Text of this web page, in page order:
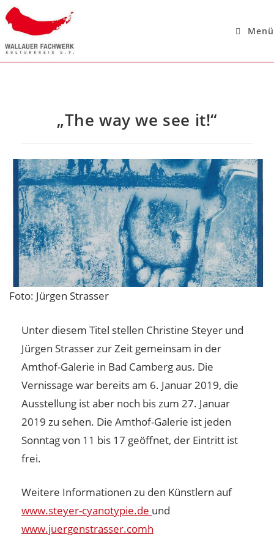
Menü
„The way we see it!“
Foto: Jürgen Strasser
Unter diesem Titel stellen Christine Steyer und
Jürgen Strasser zur Zeit gemeinsam in der
Amthof-Galerie in Bad Camberg aus. Die
Vernissage war bereits am 6. Januar 2019, die
Ausstellung ist aber noch bis zum 27. Januar
2019 zu sehen. Die Amthof-Galerie ist jeden
Sonntag von 11 bis 17 geöffnet, der Eintritt ist
frei.
Weitere Informationen zu den Künstlern auf
www.steyer-cyanotypie.de und
www.juergenstrasser.comh